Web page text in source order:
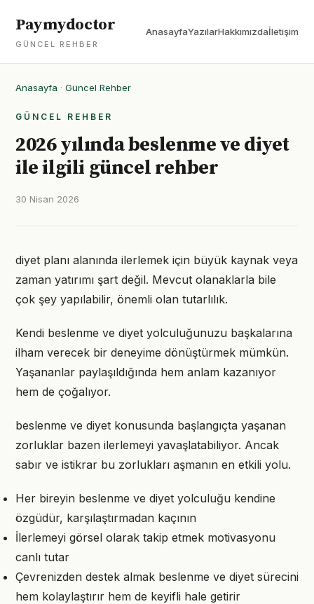
Paymydoctor
GÜNCEL REHBER
AnasayfaYazılarHakkımızdaİletişim
Anasayfa · Güncel Rehber
GÜNCEL REHBER
2026 yılında beslenme ve diyet
ile ilgili güncel rehber
30 Nisan 2026
diyet planı alanında ilerlemek için büyük kaynak veya
zaman yatırımı şart değil. Mevcut olanaklarla bile
çok şey yapılabilir, önemli olan tutarlılık.
Kendi beslenme ve diyet yolculuğunuzu başkalarına
ilham verecek bir deneyime dönüştürmek mümkün.
Yaşananlar paylaşıldığında hem anlam kazanıyor
hem de çoğalıyor.
beslenme ve diyet konusunda başlangıçta yaşanan
zorluklar bazen ilerlemeyi yavaşlatabiliyor. Ancak
sabır ve istikrar bu zorlukları aşmanın en etkili yolu.
Her bireyin beslenme ve diyet yolculuğu kendine
özgüdür, karşılaştırmadan kaçının
İlerlemeyi görsel olarak takip etmek motivasyonu
canlı tutar
Çevrenizden destek almak beslenme ve diyet sürecini
hem kolaylaştırır hem de keyifli hale getirir